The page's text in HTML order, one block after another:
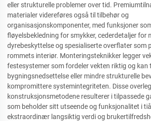
eller strukturelle problemer over tid.
materialer videreføres også til tilbehør og
organisasjonskomponenter, med funksjoner
fløyelsbekledning for smykker, cederdetaljer for
dyrebeskyttelse og spesialiserte overflater som
rommets interiør. Monteringsteknikker legger
festesystemer som fordeler vekten riktig og kan
bygningsnedsettelse eller mindre strukturelle
kompromittere systemintegriteten. Disse
konstruksjonsmetodene resulterer i tilpassede
som beholder sitt utseende og funksjonalitet i
ekstraordinær langsiktig verdi og